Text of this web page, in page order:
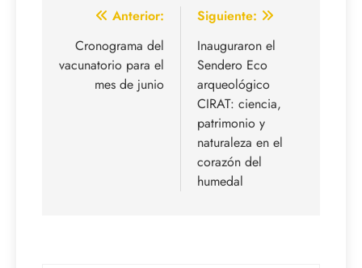
Navegación
de
entradas
Anterior:
Cronograma del
vacunatorio para el
mes de junio
Siguiente:
Inauguraron el
Sendero Eco
arqueológico
CIRAT: ciencia,
patrimonio y
naturaleza en el
corazón del
humedal